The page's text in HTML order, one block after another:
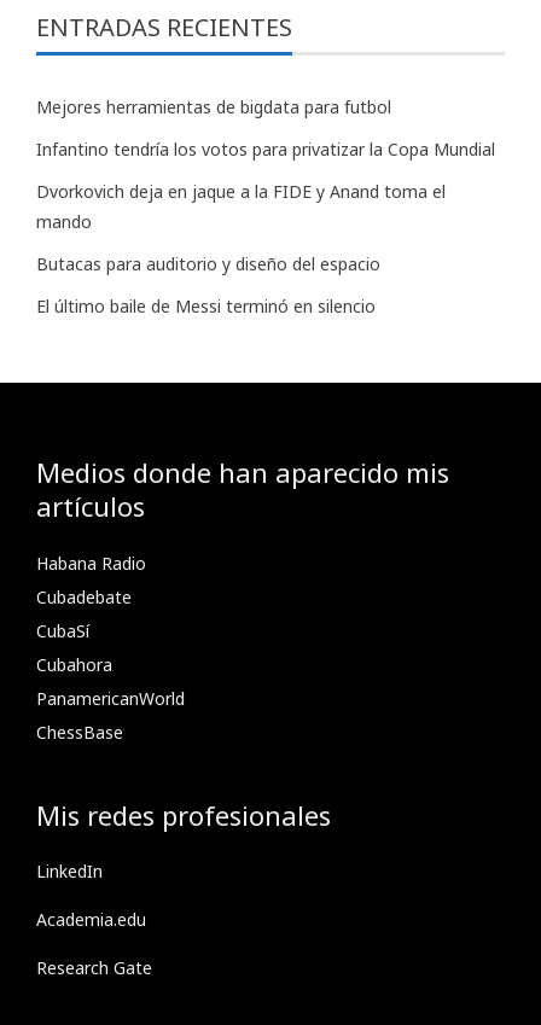
ENTRADAS RECIENTES
Mejores herramientas de bigdata para futbol
Infantino tendría los votos para privatizar la Copa Mundial
Dvorkovich deja en jaque a la FIDE y Anand toma el
mando
Butacas para auditorio y diseño del espacio
El último baile de Messi terminó en silencio
Medios donde han aparecido mis
artículos
Habana Radio
Cubadebate
CubaSí
Cubahora
PanamericanWorld
ChessBase
Mis redes profesionales
LinkedIn
Academia.edu
Research Gate